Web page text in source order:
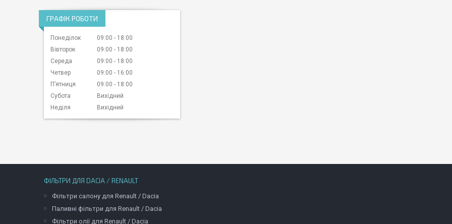
ГРАФІК РОБОТИ
Понеділок 09:00
18:00
Вівторок
09:00
18:00
Середа
09:00
18:00
Четвер
09:00
16:00
Пʼятниця
09:00
18:00
Субота
Вихідний
Неділя
Вихідний
ФІЛЬТРИ ДЛЯ DACIA / RENAULT
Фільтри салону для Renault / Dacia
Паливні фільтри для Renault / Dacia
Фільтри олії для Renault / Dacia